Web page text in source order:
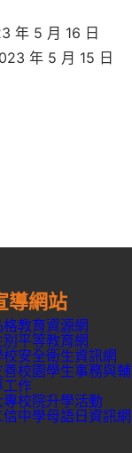
年 5 月 16 日
年 5 月 15 日
導網站
格教育資源網
別平等教育網
校安全衛生資訊網
善校園學生事務與輔
工作
專校院升學活動
信中學母語日資訊網